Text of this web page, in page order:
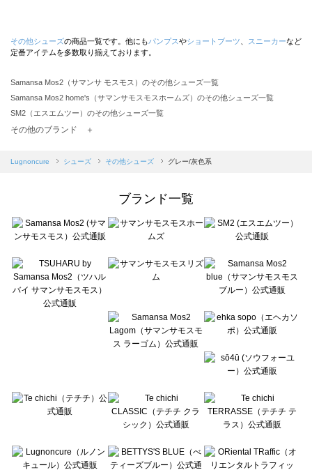
その他シューズの商品一覧です。他にもパンプスやショートブーツ スニーカーなど
定番アイテムを多数取り揃えております。
Samansa Mos2（サマンサ モスモス）のその他シューズ一覧
Samansa Mos2 home's（サマンサモスモスホームズ）のその他シューズ一覧
SM2（エスエムツー）のその他シューズ一覧
Samansa Mos2 blue（サマンサモスモス ブルー）のその他シューズ一覧
sō4ū（ソウフォーユー）のその他シューズ一覧
Te chichi（テチチ）のその他シューズ一覧
Te chichi CLASSIC（テチチ クラシック）のその他シューズ一覧
Lugnoncure（ルノンキュール）のその他シューズ一覧
BETTY'S BLUE（べティーズブルー）のその他シューズ一覧
Wpc.（ワールドパーティー）のその他シューズ一覧
その他のブランド ＋
Lugnoncure シューズ その他シューズ グレー/灰色系
ブランド一覧